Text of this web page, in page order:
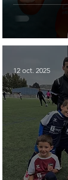
12 oct. 2025